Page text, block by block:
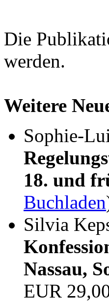
Die
werden.
Weitere
Sophie-
18. und
Buchladen
Silvia
Nassau,
EUR